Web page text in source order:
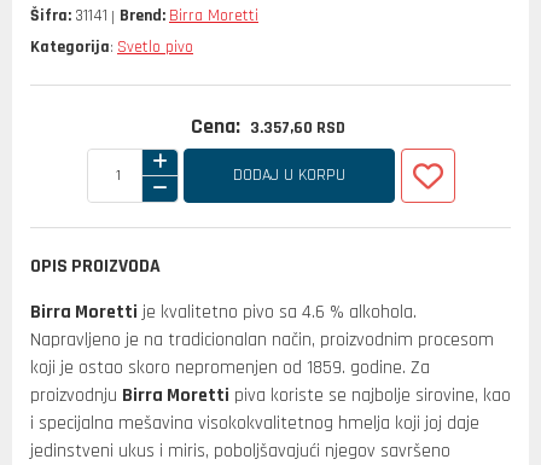
Šifra: 31141 Brend: Birra Moretti
Kategorija: Svetlo pivo
Cena: 3.357,60 RSD
DODAJ U KORPU
OPIS PROIZVODA
Birra Moretti je kvalitetno pivo sa 4.6 % alkohola.
Napravljeno je na tradicionalan način, proizvodnim procesom
koji je ostao skoro nepromenjen od 1859. godine. Za
proizvodnju Birra Moretti piva koriste se najbolje sirovine, kao
i specijalna mešavina visokokvalitetnog hmelja koji joj daje
jedinstveni ukus i miris, poboljšavajući njegov savršeno